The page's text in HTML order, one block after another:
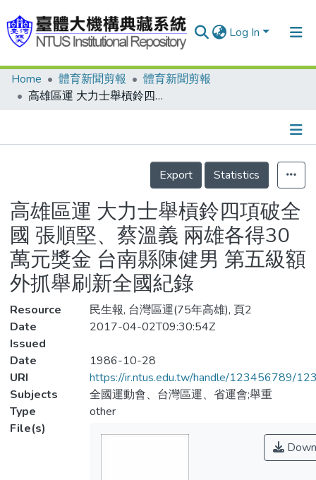
Log In
Communities & Collections
Statistics
Home 體育新聞剪報
體育新聞剪報
高雄區運 大力士舉槓鈴四項破全國 張順堅、蔡溫義 兩雄各得30萬元獎金 台南縣陳健男 第五級額外抓舉刷新全國紀錄
Details
Export
Statistics
高雄區運 大力士舉槓鈴四項破全
國 張順堅、蔡溫義 兩雄各得30
萬元獎金 台南縣陳健男 第五級額
外抓舉刷新全國紀錄
Resource
民生報, 台灣區運(75年高雄), 頁2
Date
Issued
2017-04-02T09:30:54Z
Date
1986-10-28
URI
https://ir.ntus.edu.tw/handle/123456789/
Subjects
全國運動會、台灣區運、省運會;舉重
Type
other
File(s)